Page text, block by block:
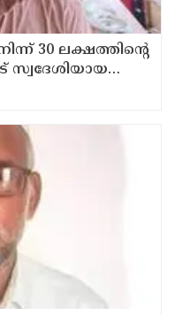
30 ലക്ഷത്തിന്റെ
സ്വദേശിയായ
പിടിയിൽ